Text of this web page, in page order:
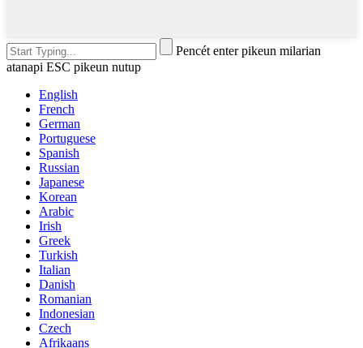
Pencét enter pikeun milarian
atanapi ESC pikeun nutup
English
French
German
Portuguese
Spanish
Russian
Japanese
Korean
Arabic
Irish
Greek
Turkish
Italian
Danish
Romanian
Indonesian
Czech
Afrikaans